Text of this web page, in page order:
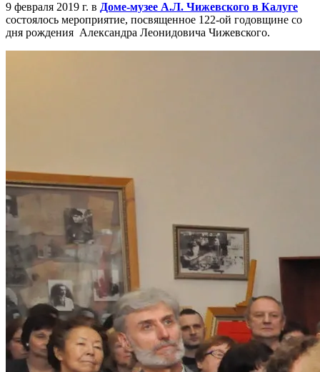
9 февраля 2019 г. в Доме-музее А.Л. Чижевского в Калуге
состоялось мероприятие, посвященное 122-ой годовщине со
дня рождения Александра Леонидовича Чижевского.